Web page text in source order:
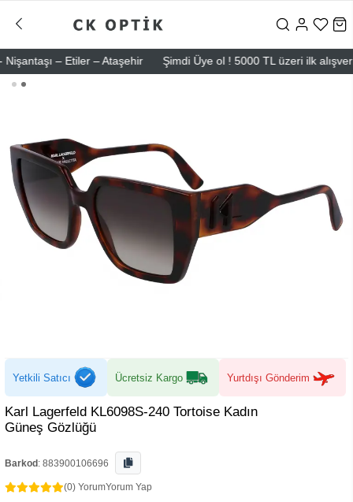
– Etiler – Ataşehir Şimdi Üye ol ! 5000 TL üzeri ilk
Yetkili Satıcı Ücretsiz Kargo Yurtdışı Gönderim
Karl Lagerfeld KL6098S-240 Tortoise Kadın
Güneş Gözlüğü
Barkod : 883900106696
(0) YorumYorum Yap